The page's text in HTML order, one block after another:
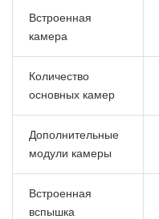
Встроенная
камера
Количество
основных камер
Дополнительные
модули камеры
Встроенная
вспышка